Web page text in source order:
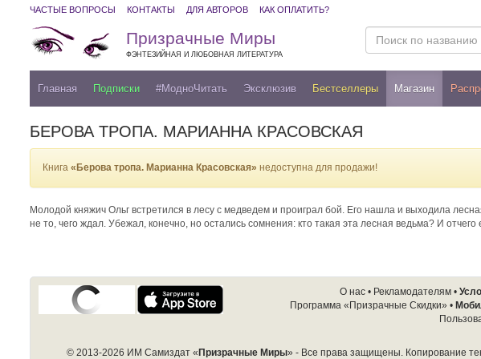
ЧАСТЫЕ ВОПРОСЫ КОНТАКТЫ ДЛЯ АВТОРОВ КАК ОПЛАТИТЬ?
Призрачные Миры
ФЭНТЕЗИЙНАЯ И ЛЮБОВНАЯ ЛИТЕРАТУРА
Главная Подписки #МодноЧитать Эксклюзив Бестселлеры Магазин
БЕРОВА ТРОПА. МАРИАННА КРАСОВСКАЯ
Книга «Берова тропа. Марианна Красовская» недоступна для продажи!
Молодой княжич Ольг встретился в лесу с медведем и проиграл бой. Его нашла и выходила
не то, чего ждал. Убежал, конечно, но остались сомнения: кто такая эта лесная ведьма? И
О нас• Рекламодателям•
Программа «Призрачные Скидки» •
© 2013-2026 ИМ Самиздат «Призрачные Миры» - Все права защищены. Копирование